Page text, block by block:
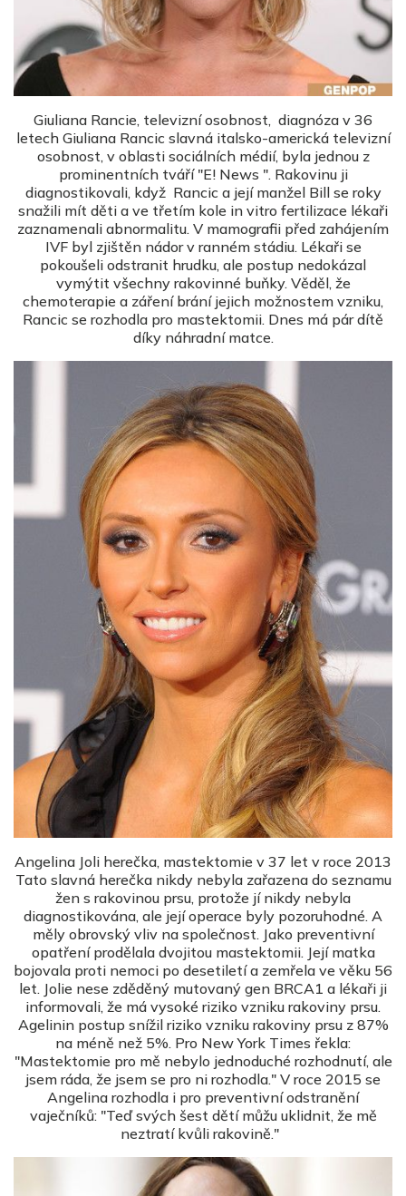
Giuliana Rancie, televizní osobnost, diagnóza v 36
letech Giuliana Rancic slavná italsko-americká televizní
osobnost, v oblasti sociálních médií, byla jednou z
prominentních tváří "E! News ". Rakovinu ji
diagnostikovali, když Rancic a její manžel Bill se roky
snažili mít děti a ve třetím kole in vitro fertilizace lékaři
zaznamenali abnormalitu. V mamografii před zahájením
IVF byl zjištěn nádor v ranném stádiu. Lékaři se
pokoušeli odstranit hrudku, ale postup nedokázal
vymýtit všechny rakovinné buňky. Věděl, že
chemoterapie a záření brání jejich možnostem vzniku,
Rancic se rozhodla pro mastektomii. Dnes má pár dítě
díky náhradní matce.
Angelina Joli herečka, mastektomie v 37 let v roce 2013
Tato slavná herečka nikdy nebyla zařazena do seznamu
žen s rakovinou prsu, protože jí nikdy nebyla
diagnostikována, ale její operace byly pozoruhodné. A
měly obrovský vliv na společnost. Jako preventivní
opatření prodělala dvojitou mastektomii. Její matka
bojovala proti nemoci po desetiletí a zemřela ve věku 56
let. Jolie nese zděděný mutovaný gen BRCA1 a lékaři ji
informovali, že má vysoké riziko vzniku rakoviny prsu.
Agelinin postup snížil riziko vzniku rakoviny prsu z 87%
na méně než 5%. Pro New York Times řekla:
"Mastektomie pro mě nebylo jednoduché rozhodnutí, ale
jsem ráda, že jsem se pro ni rozhodla." V roce 2015 se
Angelina rozhodla i pro preventivní odstranění
vaječníků: "Teď svých šest dětí můžu uklidnit, že mě
neztratí kvůli rakovině."